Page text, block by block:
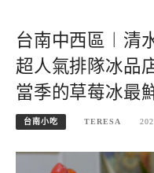
台南中西區︱清
超人氣排隊冰品
當季的草莓冰最
台南小吃 TERESA